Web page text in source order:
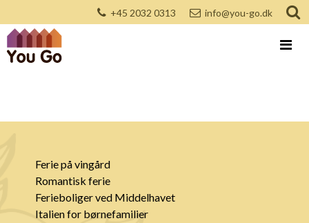
+45 2032 0313 info@you-go.dk
Ferie på vingård
Romantisk ferie
Ferieboliger ved Middelhavet
Italien for børnefamilier